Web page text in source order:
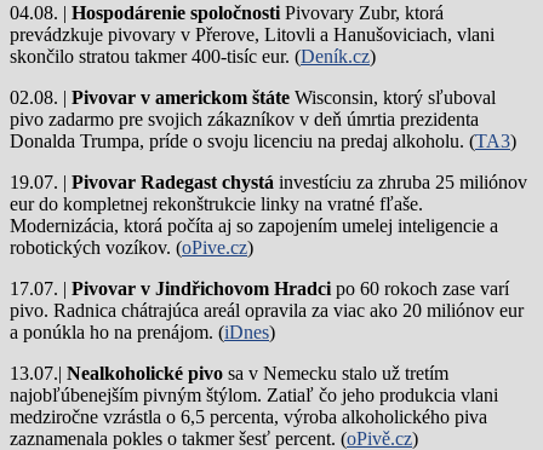
04.08. | Hospodárenie spoločnosti Pivovary Zubr, ktorá
prevádzkuje pivovary v Přerove, Litovli a Hanušoviciach, vlani
skončilo stratou takmer 400-tisíc eur. (Deník.cz)
02.08. | Pivovar v americkom štáte Wisconsin, ktorý sľuboval
pivo zadarmo pre svojich zákazníkov v deň úmrtia prezidenta
Donalda Trumpa, príde o svoju licenciu na predaj alkoholu. (TA3)
19.07. | Pivovar Radegast chystá investíciu za zhruba 25 miliónov
eur do kompletnej rekonštrukcie linky na vratné fľaše.
Modernizácia, ktorá počíta aj so zapojením umelej inteligencie a
robotických vozíkov. (oPive.cz)
17.07. | Pivovar v Jindřichovom Hradci po 60 rokoch zase varí
pivo. Radnica chátrajúca areál opravila za viac ako 20 miliónov eur
a ponúkla ho na prenájom. (iDnes)
13.07.| Nealkoholické pivo sa v Nemecku stalo už tretím
najobľúbenejším pivným štýlom. Zatiaľ čo jeho produkcia vlani
medziročne vzrástla o 6,5 percenta, výroba alkoholického piva
zaznamenala pokles o takmer šesť percent. (oPivě.cz)